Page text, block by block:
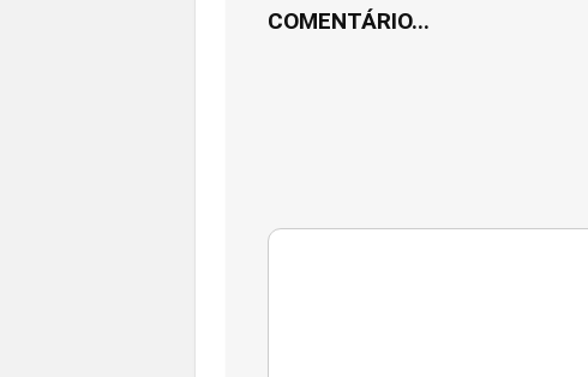
COMENTÁRIO...